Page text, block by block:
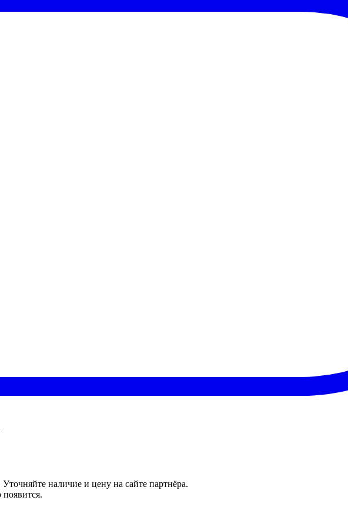
наличие и цену на сайте партнёра.